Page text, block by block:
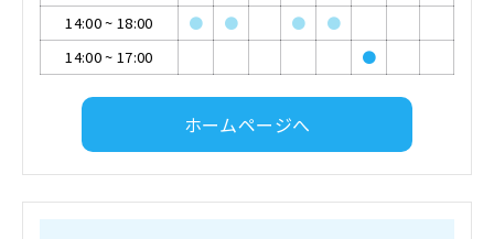
14:00~ 18:00 ● ● ●
●
14:00~ 17:00 ●
ホームページへ